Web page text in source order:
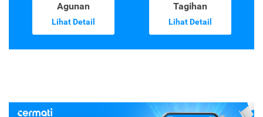
Agunan
Lihat Detail
Tagihan
Lihat Detail